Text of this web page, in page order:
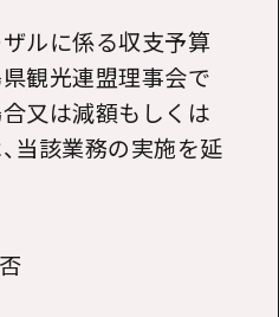
ルに係る収支予算
観光連盟理事会で
又は減額もしくは
当該業務の実施を延